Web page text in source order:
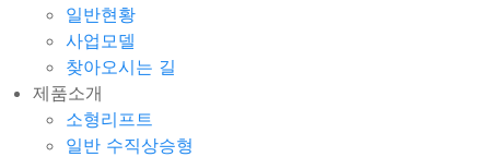
일반현황
사업모델
찾아오시는 길
제품소개
소형리프트
일반 수직상승형